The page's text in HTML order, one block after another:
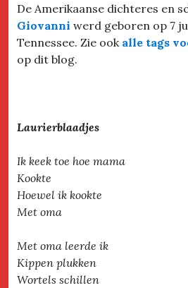
De Amerikaanse dichteres en
Giovanni werd geboren op 7
Tennessee. Zie ook alle tags
op dit blog.
Laurierblaadjes
Ik keek toe hoe mama
Kookte
Hoewel ik kookte
Met oma
Met oma leerde ik
Kippen plukken
Wortels schillen